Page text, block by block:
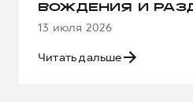
ВОЖДЕНИЯ И
13 июля 2026
Читать дальше